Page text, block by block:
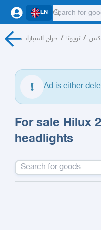
EN
حراج السيارات / تويوتا /
Ad is either
For sale Hilux
headlights